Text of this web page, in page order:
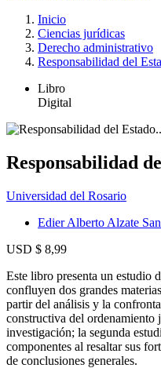
Inicio
Ciencias jurídicas
Derecho administrativo
Responsabilidad del
Libro
Digital
Responsabilidad
Universidad del Rosario
Edier Alberto Alzate
USD $ 8,99
Este libro presenta un estudio
confluyen dos grandes
partir del análisis y la
constructiva del ordenamiento
investigación; la segunda
componentes al resaltar sus
de conclusiones generales.